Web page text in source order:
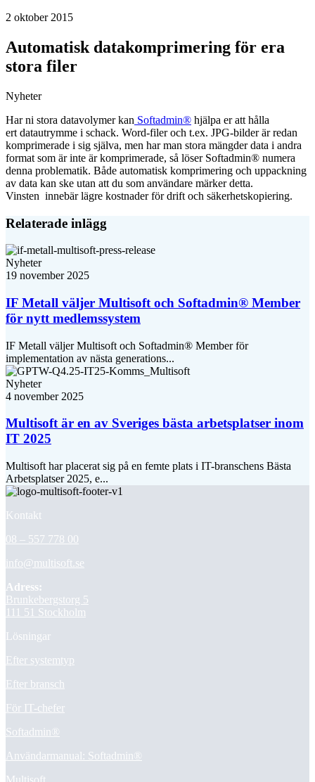
2 oktober 2015
Automatisk datakomprimering för era
stora filer
Nyheter
Har ni stora datavolymer kan Softadmin® hjälpa er att hålla
ert datautrymme i schack. Word-filer och t.ex. JPG-bilder är redan
komprimerade i sig själva, men har man stora mängder data i andra
format som är inte är komprimerade, så löser Softadmin® numera
denna problematik. Både automatisk komprimering och uppackning
av data kan ske utan att du som användare märker detta.
Vinsten innebär lägre kostnader för drift och säkerhetskopiering.
Relaterade inlägg
Nyheter
19 november 2025
IF Metall väljer Multisoft och Softadmin® Member
för nytt medlemssystem
IF Metall väljer Multisoft och Softadmin® Member för
implementation av nästa generations...
Nyheter
4 november 2025
Multisoft är en av Sveriges bästa arbetsplatser inom
IT 2025
Multisoft har placerat sig på en femte plats i IT-branschens Bästa
Arbetsplatser 2025, e...
Kontakt
08 – 557 778 00
info@multisoft.se
Adress:
Brunkebergstorg 5
111 51 Stockholm
Lösningar
Efter systemtyp
Efter bransch
För IT-chefer
Softadmin®
Användarmanual: Softadmin®